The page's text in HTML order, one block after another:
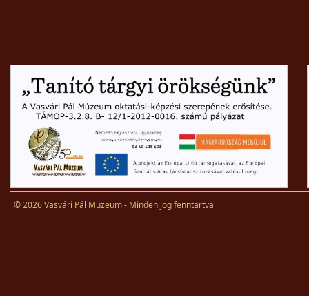
© 2026 Vasvári Pál Múzeum - Minden jog fenntartva